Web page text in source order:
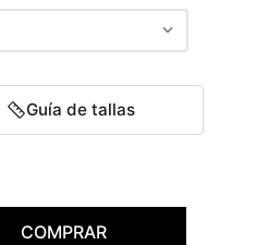
Guía de tallas
COMPRAR